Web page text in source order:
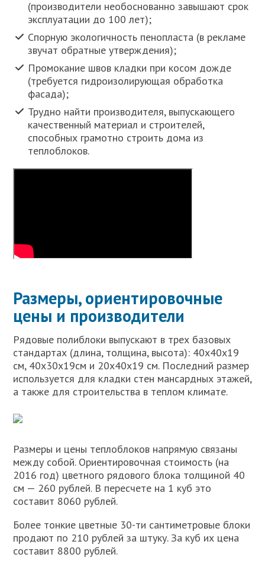
(производители необоснованно завышают срок
эксплуатации до 100 лет);
Спорную экологичность пенопласта (в рекламе
звучат обратные утверждения);
Промокание швов кладки при косом дожде
(требуется гидроизолирующая обработка
фасада);
Трудно найти производителя, выпускающего
качественный материал и строителей,
способных грамотно строить дома из
теплоблоков.
Размеры, ориентировочные
цены и производители
Рядовые полиблоки выпускают в трех базовых
стандартах (длина, толщина, высота): 40х40х19
см, 40х30х19см и 20х40х19 см. Последний размер
используется для кладки стен мансардных этажей,
а также для строительства в теплом климате.
Размеры и цены теплоблоков напрямую связаны
между собой. Ориентировочная стоимость (на
2016 год) цветного рядового блока толщиной 40
см — 260 рублей. В пересчете на 1 куб это
составит 8060 рублей.
Более тонкие цветные 30-ти сантиметровые блоки
продают по 210 рублей за штуку. За куб их цена
составит 8800 рублей.